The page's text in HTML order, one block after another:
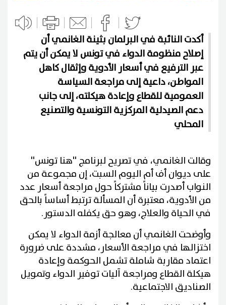
أكدت النائبة في البرلمان بثينة الغانمي أن
إصلاح منظومة الدواء في تونس لا يمكن أن يتم
عبر الترفيع في أسعار الأدوية وإثقال كاهل
المواطن، داعية إلى مراجعة السياسة
العمومية للقطاع وإعادة هيكلته، إلى جانب
دعم الصيدلية المركزية التونسية والتصنيع
المحلي
وقالت الغانمي، في تصريح لبرنامج ''هنا تونس''
على ديوان أف أم اليوم السبت، إن مجموعة من
النواب أصدرت بياناً مشتركاً حول مراجعة أسعار عدد
من الأدوية، معتبرة أن المسألة ترتبط أساساً بالحق
في الحياة والعلاج، وهو حق يكفله الدستور.
وأوضحت الغانمي أن معالجة أزمة الدواء لا يمكن
اختزالها في مراجعة الأسعار، مشددة على ضرورة
اعتماد مقاربة شاملة تشمل الحوكمة وإعادة
هيكلة القطاع ومراجعة آليات توفير الدواء وتمويل
الصناديق الاجتماعية.